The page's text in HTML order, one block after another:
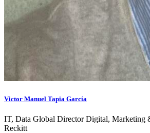
Victor Manuel Tapia García
IT, Data Global Director Digital, Marketing
Reckitt